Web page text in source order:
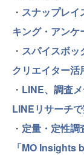
・ スナップレ
キング・アンケ
・ スパイスボ
クリエイター
・ LINE、調査
LINEリサーチ
・ 定量・定性
「MO Insights